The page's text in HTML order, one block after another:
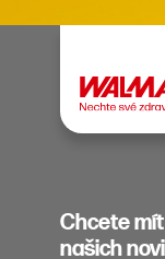
Chcete
našich